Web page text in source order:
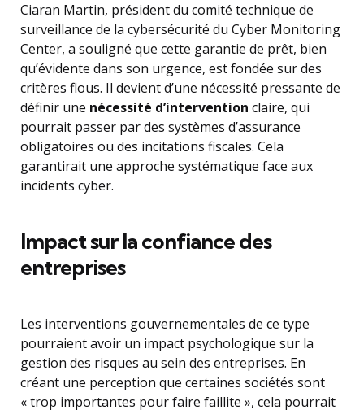
Ciaran Martin, président du comité technique de
surveillance de la cybersécurité du Cyber Monitoring
Center, a souligné que cette garantie de prêt, bien
qu’évidente dans son urgence, est fondée sur des
critères flous. Il devient d’une nécessité pressante de
définir une nécessité d’intervention claire, qui
pourrait passer par des systèmes d’assurance
obligatoires ou des incitations fiscales. Cela
garantirait une approche systématique face aux
incidents cyber.
Impact sur la confiance des
entreprises
Les interventions gouvernementales de ce type
pourraient avoir un impact psychologique sur la
gestion des risques au sein des entreprises. En
créant une perception que certaines sociétés sont
« trop importantes pour faire faillite », cela pourrait